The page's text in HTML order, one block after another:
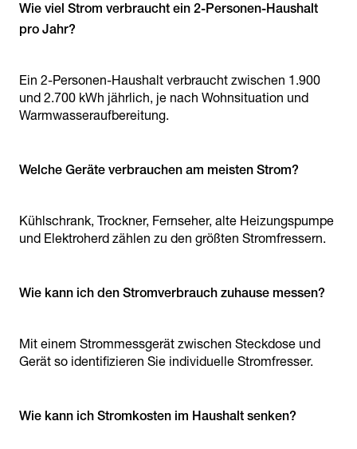
Wie viel Strom verbraucht ein 2-Personen-Haushalt
pro Jahr?
Ein 2-Personen-Haushalt verbraucht zwischen 1.900
und 2.700 kWh jährlich, je nach Wohnsituation und
Warmwasseraufbereitung.
Welche Geräte verbrauchen am meisten Strom?
Kühlschrank, Trockner, Fernseher, alte Heizungspumpe
und Elektroherd zählen zu den größten Stromfressern.
Wie kann ich den Stromverbrauch zuhause messen?
Mit einem Strommessgerät zwischen Steckdose und
Gerät so identifizieren Sie individuelle Stromfresser.
Wie kann ich Stromkosten im Haushalt senken?